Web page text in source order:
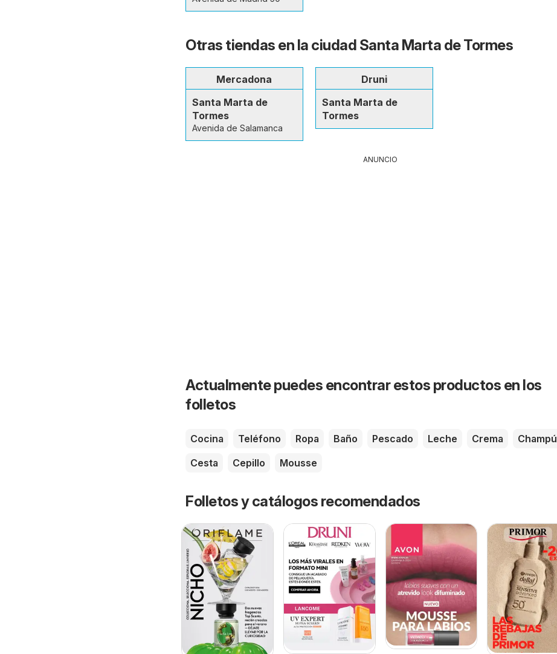
Otras tiendas en la ciudad Santa Marta de Tormes
Mercadona
Santa Marta de
Tormes
Avenida de Salamanca
Druni
Santa Marta de
Tormes
ANUNCIO
Actualmente puedes encontrar estos productos en los
folletos
Cocina Teléfono Ropa Baño Pescado Leche Crema
Champú
Cesta
Cepillo Mousse
Folletos y catálogos recomendados